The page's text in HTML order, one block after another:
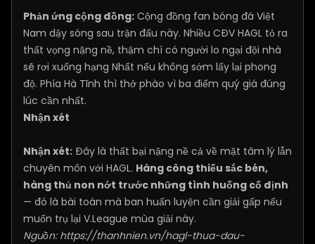
Phản ứng cộng đồng: Cộng đồng fan bóng đá Việt
Nam dậy sóng sau trận đấu này. Nhiều CĐV HAGL tỏ ra
thất vọng nặng nề, thậm chí có người lo ngại đội nhà
sẽ rơi xuống hạng Nhất nếu không sớm lấy lại phong
độ. Phía Hà Tĩnh thì thở phào vì ba điểm quý giá đúng
lúc cần nhất.
Nhận xét
Nhận xét: Đây là thất bại nặng nề cả về mặt tâm lý lẫn
chuyên môn với HAGL. Hàng công thiếu sắc bén,
hàng thủ non nớt trước những tình huống cố định
— đó là bài toán mà ban huấn luyện cần giải gấp nếu
muốn trụ lại V.League mùa giải này.
Nguồn: https://thanhnien.vn/hagl-thua-dau-